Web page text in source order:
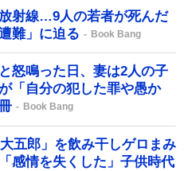
射線…9人の若者が死んだ
難」に迫る
Book Bang
怒鳴った日、妻は2人の子
「自分の犯した罪や愚か
Book Bang
五郎」を飲み干しゲロまみ
感情を失くした」子供時代